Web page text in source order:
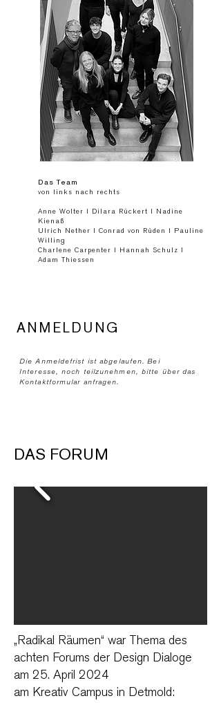
Das Team
von links nach rechts
Anne Wolter l Dilara Rüc kert l Nadine
Kienaß
Ulrich Nether l Conrad von Rüden l Pauline
Willing
Charlene Carpenter l Hannah Schulz l
Adam Thiessen
ANMELDUNG
Die Anmeldefrist ist abgelaufen. Bei
Interesse, noch teilzunehmen, bitte über das
Kontaktformular anfragen.
DAS FORUM
„Radikal Räumen“ war Thema des
achten Forums der Design Dialoge
am 25. April 2024
am Kreativ Campus in Detmold: